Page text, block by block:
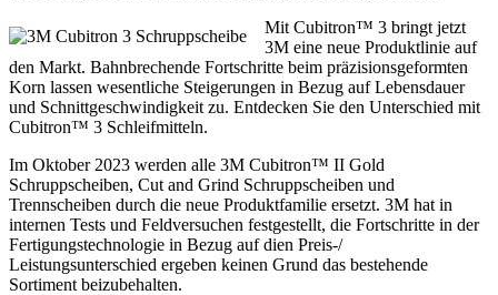
Mit Cubitron™ 3 bringt jetzt
3M eine neue Produktlinie auf
den Markt. Bahnbrechende Fortschritte beim präzisionsgeformten
Korn lassen wesentliche Steigerungen in Bezug auf Lebensdauer
und Schnittgeschwindigkeit zu. Entdecken Sie den Unterschied mit
Cubitron™ 3 Schleifmitteln.
Im Oktober 2023 werden alle 3M Cubitron™ II Gold
Schruppscheiben, Cut and Grind Schruppscheiben und
Trennscheiben durch die neue Produktfamilie ersetzt. 3M hat in
internen Tests und Feldversuchen festgestellt, die Fortschritte in der
Fertigungstechnologie in Bezug auf dien Preis-/
Leistungsunterschied ergeben keinen Grund das bestehende
Sortiment beizubehalten.